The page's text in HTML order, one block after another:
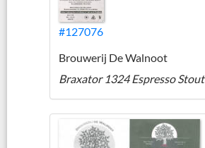
#127076
Brouwerij De Walnoot
Braxator 1324 Espresso Stout